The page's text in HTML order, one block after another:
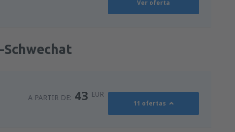
Ver oferta
A PARTIR DE: 43 EUR
11 ofertas